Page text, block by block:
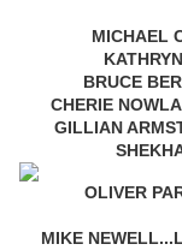
MICHAEL
BRUCE
CHERIE
GILLIAN
OLIVER
MIKE